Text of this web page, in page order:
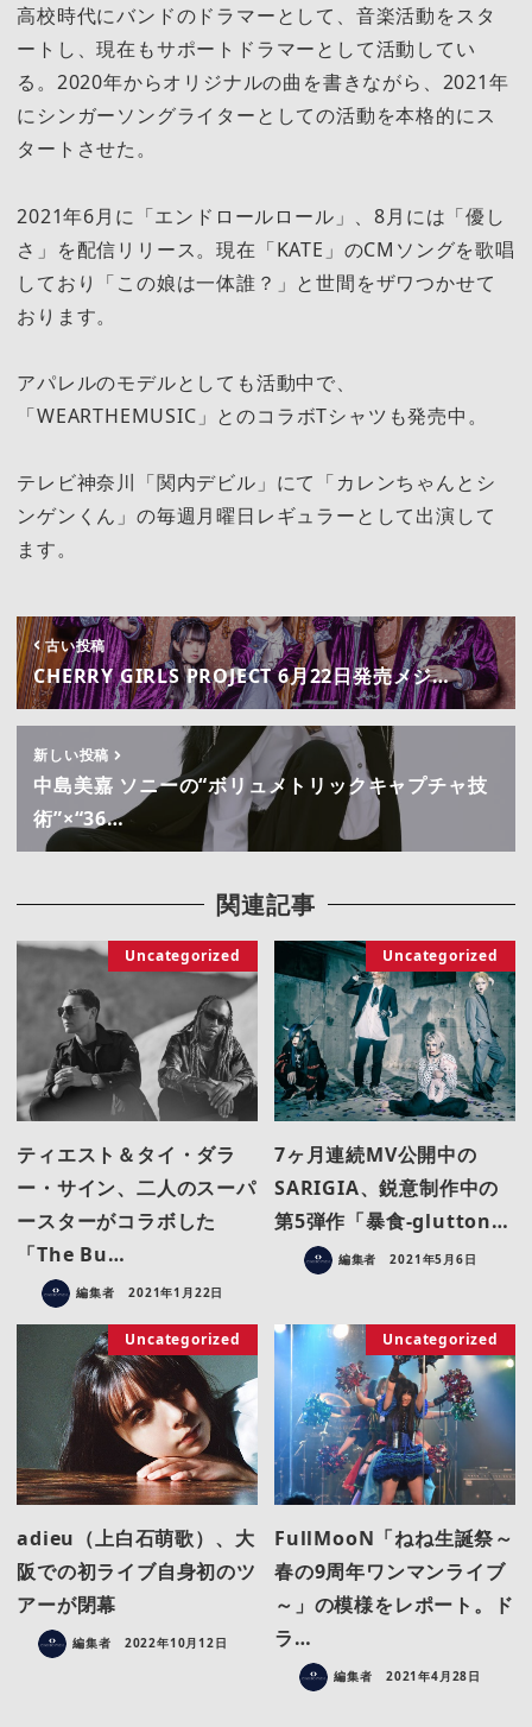
高校時代にバンドのドラマーとして、音楽活動をスタ
ートし、現在もサポートドラマーとして活動してい
る。2020年からオリジナルの曲を書きながら、2021年
にシンガーソングライターとしての活動を本格的にス
タートさせた。
2021年6月に「エンドロールロール」、8月には「優し
さ」を配信リリース。現在「KATE」のCMソングを歌唱
しており「この娘は一体誰？」と世間をザワつかせて
おります。
アパレルのモデルとしても活動中で、
「WEARTHEMUSIC」とのコラボTシャツも発売中。
テレビ神奈川「関内デビル」にて「カレンちゃんとシ
ンゲンくん」の毎週月曜日レギュラーとして出演して
ます。
古い投稿
CHERRY GIRLS PROJECT 6月22日発売メジ…
新しい投稿
中島美嘉 ソニーの“ボリュメトリックキャプチャ技
術”×“36…
関連記事
Uncategorized
ティエスト＆タイ・ダラ
ー・サイン、二人のスーパ
ースターがコラボした
「The Bu…
編集者 2021年1月22日
Uncategorized
7ヶ月連続MV公開中の
SARIGIA、鋭意制作中の
第5弾作「暴食-glutton…
編集者 2021年5月6日
Uncategorized
adieu（上白石萌歌）、大
阪での初ライブ自身初のツ
アーが閉幕
編集者 2022年10月12日
Uncategorized
FullMooN「ねね生誕祭～
春の9周年ワンマンライブ
～」の模様をレポート。ド
ラ…
編集者 2021年4月28日